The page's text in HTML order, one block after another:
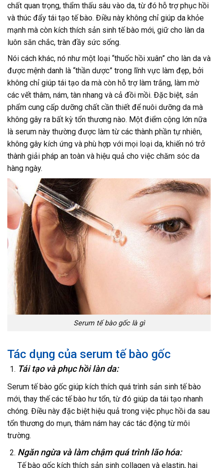
chất quan trọng, thẩm thấu sâu vào da, từ đó hỗ trợ phục hồi
và thúc đẩy tái tạo tế bào. Điều này không chỉ giúp da khỏe
mạnh mà còn kích thích sản sinh tế bào mới, giữ cho làn da
luôn săn chắc, tràn đầy sức sống.
Nói cách khác, nó như một loại “thuốc hồi xuân” cho làn da và
được mệnh danh là “thần dược” trong lĩnh vực làm đẹp, bởi
không chỉ giúp tái tạo da mà còn hỗ trợ làm trắng, làm mờ
các vết thâm, nám, tàn nhang và cả đồi mồi. Đặc biệt, sản
phẩm cung cấp dưỡng chất cần thiết để nuôi dưỡng da mà
không gây ra bất kỳ tổn thương nào. Một điểm cộng lớn nữa
là serum này thường được làm từ các thành phần tự nhiên,
không gây kích ứng và phù hợp với mọi loại da, khiến nó trở
thành giải pháp an toàn và hiệu quả cho việc chăm sóc da
hàng ngày.
Serum tế bào gốc là gì
Tác dụng của serum tế bào gốc
Tái tạo và phục hồi làn da:
Serum tế bào gốc giúp kích thích quá trình sản sinh tế bào
mới, thay thế các tế bào hư tổn, từ đó giúp da tái tạo nhanh
chóng. Điều này đặc biệt hiệu quả trong việc phục hồi da sau
tổn thương do mụn, thâm nám hay các tác động từ môi
trường.
Ngăn ngừa và làm chậm quá trình lão hóa:
Tế bào gốc kích thích sản sinh collagen và elastin, hai